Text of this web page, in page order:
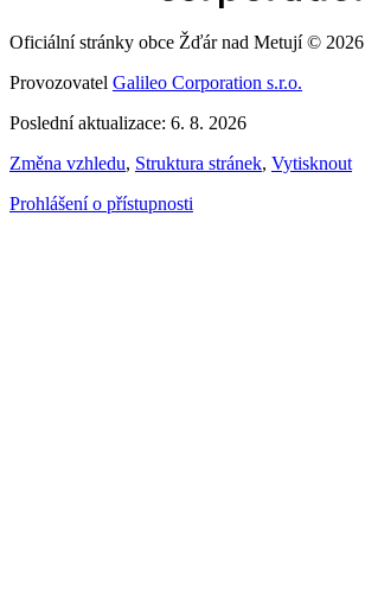
Oficiální stránky obce Žďár nad Metují © 2026
Provozovatel Galileo Corporation s.r.o.
Poslední aktualizace: 6. 8. 2026
Změna vzhledu, Struktura stránek, Vytisknout
Prohlášení o přístupnosti